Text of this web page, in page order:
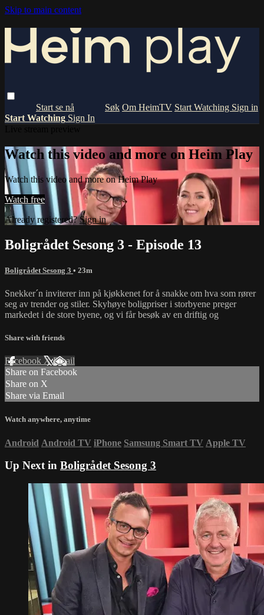
Skip to main content
Om HeimTV Start Watching Sign in
Start Watching Sign In
Watch this video and more on Heim Play
Watch this video and more on Heim Play
Watch free
Already registered?Sign in
Boligrådet Sesong 3 - Episode 13
Boligrådet Sesong 3 • 23m
Snekker´n inviterer inn på kjøkkenet for å snakke om hva som rører
seg av trender og stiler. Skyhøye boligpriser i storbyene preger
markedet i de store byene, og vi får besøk av en driftig og
Share with friends
Facebook XEmail
Share on Facebook
Share on X
Share via Email
Watch anywhere, anytime
Android Android TV iPhone Samsung Smart TV Apple TV
Up Next in Boligrådet Sesong 3